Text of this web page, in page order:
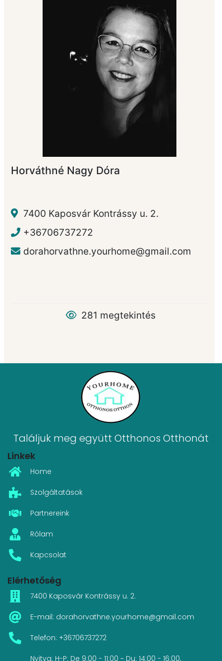
Horváthné Nagy Dóra
7400 Kaposvár Kontrássy u. 2.
+36706737272
dorahorvathne.yourhome@gmail.com
281 megtekintés
Találjuk meg együtt Otthonos Otthonát
Linkek
Home
Szolgáltatások
Partnereink
Rólam
Kapcsolat
Elérhetőség
7400 Kaposvár Kontrássy u. 2.
E-mail: dorahorvathne.yourhome@gmail.com
Telefon: +36706737272
Nyitva: H-P: De 9:00 - 11:00 ~ Du: 14:00 - 16:00,